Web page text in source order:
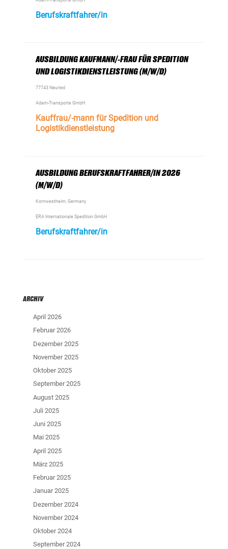
Berufskraftfahrer/in
AUSBILDUNG KAUFMANN/-FRAU FÜR SPEDITION
UND LOGISTIKDIENSTLEISTUNG (M/W/D)
77743 Neuried
Adam-Transporte GmbH
Kauffrau/-mann für Spedition und
Logistikdienstleistung
AUSBILDUNG BERUFSKRAFTFAHRER/IN 2026
(M/W/D)
Kornwestheim, Germany
ERA Internationale Spedition GmbH
Berufskraftfahrer/in
ARCHIV
April 2026
Februar 2026
Dezember 2025
November 2025
Oktober 2025
September 2025
August 2025
Juli 2025
Juni 2025
Mai 2025
April 2025
März 2025
Februar 2025
Januar 2025
Dezember 2024
November 2024
Oktober 2024
September 2024